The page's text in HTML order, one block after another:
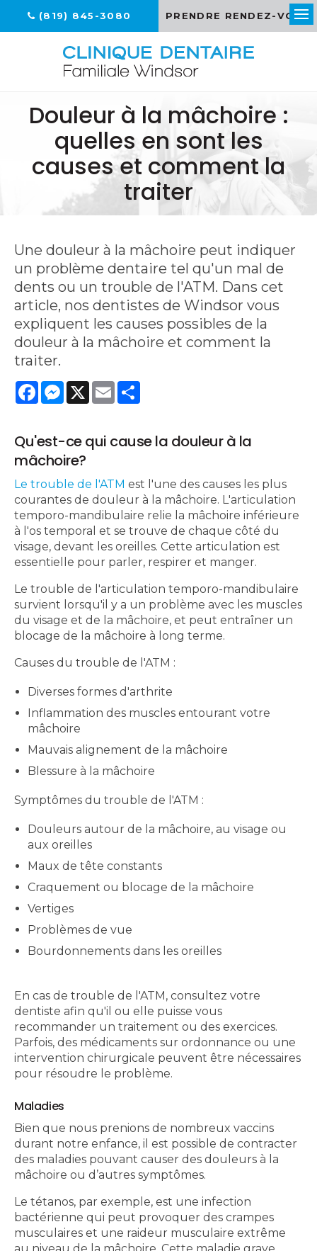
(819) 845-3080 PRENDRE RENDEZ-VOUS
Douleur à la mâchoire :
quelles en sont les
causes et comment la
traiter
Une douleur à la mâchoire peut indiquer
un problème dentaire tel qu'un mal de
dents ou un trouble de l'ATM. Dans cet
article, nos dentistes de Windsor vous
expliquent les causes possibles de la
douleur à la mâchoire et comment la
traiter.
FacebookMessenger
X Email
Qu'est-ce qui cause la douleur à la
mâchoire?
Le trouble de l'ATM est l'une des causes les plus
courantes de douleur à la mâchoire. L'articulation
temporo-mandibulaire relie la mâchoire inférieure
à l'os temporal et se trouve de chaque côté du
visage, devant les oreilles. Cette articulation est
essentielle pour parler, respirer et manger.
Le trouble de l'articulation temporo-mandibulaire
survient lorsqu'il y a un problème avec les muscles
du visage et de la mâchoire, et peut entraîner un
blocage de la mâchoire à long terme.
Causes du trouble de l'ATM :
Diverses formes d'arthrite
Inflammation des muscles entourant votre
mâchoire
Mauvais alignement de la mâchoire
Blessure à la mâchoire
Symptômes du trouble de l'ATM :
Douleurs autour de la mâchoire, au visage ou
aux oreilles
Maux de tête constants
Craquement ou blocage de la mâchoire
Vertiges
Problèmes de vue
Bourdonnements dans les oreilles
En cas de trouble de l'ATM, consultez votre
dentiste afin qu'il ou elle puisse vous
recommander un traitement ou des exercices.
Parfois, des médicaments sur ordonnance ou une
intervention chirurgicale peuvent être nécessaires
pour résoudre le problème.
Maladies
Bien que nous prenions de nombreux vaccins
durant notre enfance, il est possible de contracter
des maladies pouvant causer des douleurs à la
mâchoire ou d’autres symptômes.
Le tétanos, par exemple, est une infection
bactérienne qui peut provoquer des crampes
musculaires et une raideur musculaire extrême